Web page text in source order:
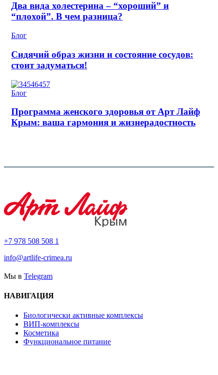
Два вида холестерина – “хороший” и
“плохой”. В чем разница?
Блог
Сидячий образ жизни и состояние сосудов:
стоит задуматься!
Блог
Программа женского здоровья от Арт Лайф
Крым: ваша гармония и жизнерадостность
+7 978 508 508 1
info@artlife-crimea.ru
Мы в Telegram
НАВИГАЦИЯ
Биологически активные комплексы
ВИП-комплексы
Косметика
Функциональное питание